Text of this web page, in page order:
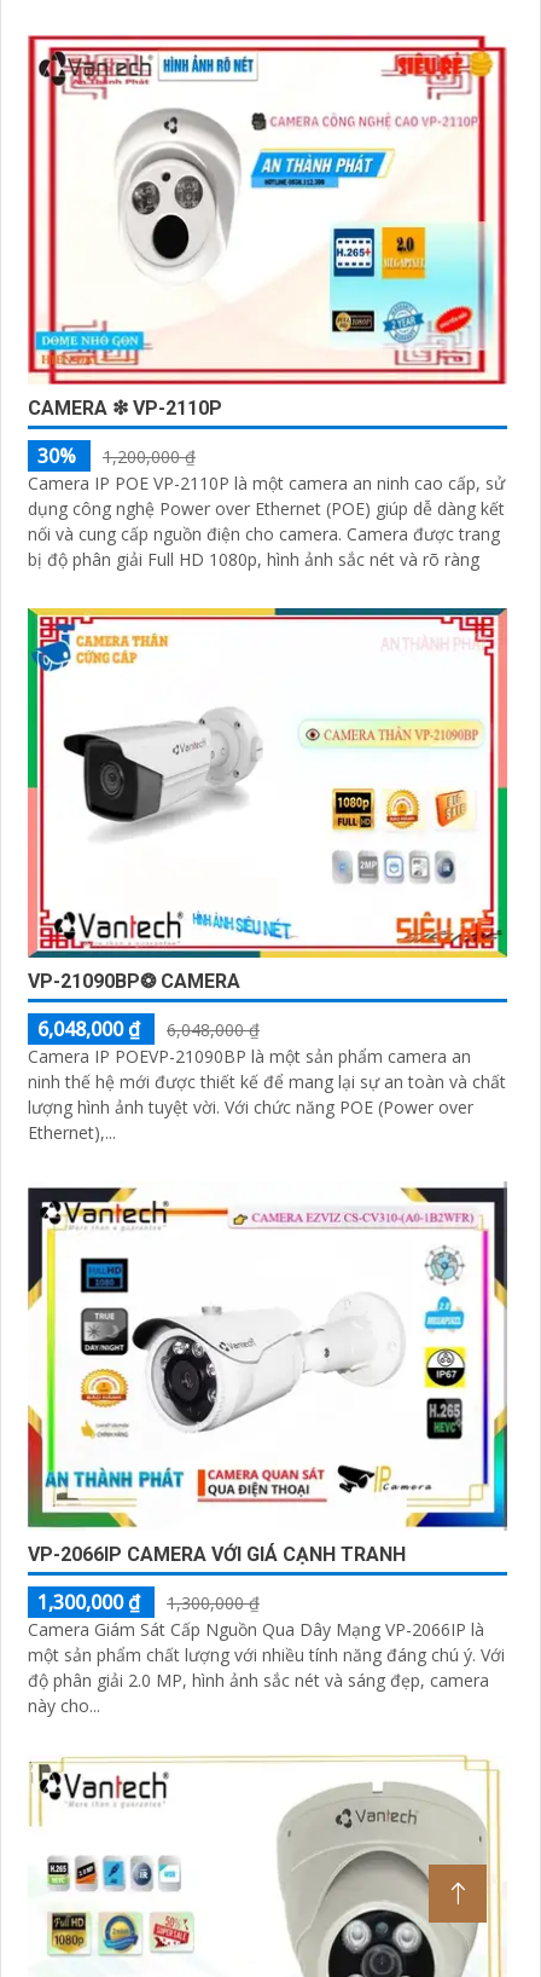
CAMERA ❇ VP-2110P
30%
1,200,000 ₫
Camera IP POE VP-2110P là một camera an ninh cao cấp, sử
dụng công nghệ Power over Ethernet (POE) giúp dễ dàng kết
nối và cung cấp nguồn điện cho camera. Camera được trang
bị độ phân giải Full HD 1080p, hình ảnh sắc nét và rõ ràng
VP-21090BP❂ CAMERA
6,048,000 ₫
6,048,000 ₫
Camera IP POEVP-21090BP là một sản phẩm camera an
ninh thế hệ mới được thiết kế để mang lại sự an toàn và chất
lượng hình ảnh tuyệt vời. Với chức năng POE (Power over
Ethernet),...
VP-2066IP CAMERA VỚI GIÁ CẠNH TRANH
1,300,000 ₫
1,300,000 ₫
Camera Giám Sát Cấp Nguồn Qua Dây Mạng VP-2066IP là
một sản phẩm chất lượng với nhiều tính năng đáng chú ý. Với
độ phân giải 2.0 MP, hình ảnh sắc nét và sáng đẹp, camera
này cho...